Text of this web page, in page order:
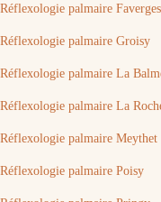
Réflexologie palmaire Faverges
Réflexologie palmaire Groisy
Réflexologie palmaire La
Réflexologie palmaire La
Réflexologie palmaire Meythet
Réflexologie palmaire Poisy